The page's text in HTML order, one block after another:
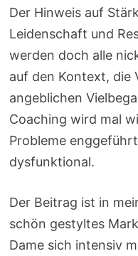
Der Hinweis auf
Leidenschaft und
werden doch alle
auf den Kontext, die
angeblichen
Coaching wird mal
Probleme
dysfunktional.
Der Beitrag ist in
schön gestyltes
Dame sich intensiv